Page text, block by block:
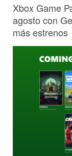
Xbox Game
agosto con
más estrenos